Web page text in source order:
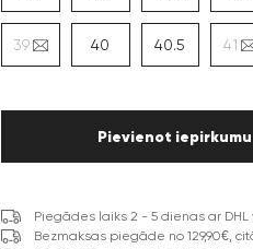
39 40 40.5 41
Pievienot
Piegādes laiks 2 - 5 dienas ar DHL
Bezmaksas piegāde no 129,90€,